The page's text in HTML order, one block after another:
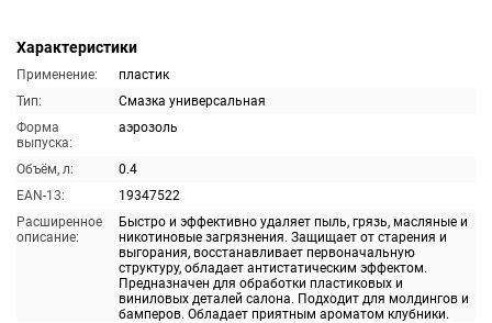
Характеристики
Применение:
пластик
Тип:
Смазка универсальная
Форма
выпуска:
аэрозоль
Объём, л:
0.4
EAN-13:
19347522
Расширенное
описание:
Быстро и эффективно удаляет пыль, грязь, масляные и
никотиновые загрязнения. Защищает от старения и
выгорания, восстанавливает первоначальную
структуру, обладает антистатическим эффектом.
Предназначен для обработки пластиковых и
виниловых деталей салона. Подходит для молдингов и
бамперов. Обладает приятным ароматом клубники.